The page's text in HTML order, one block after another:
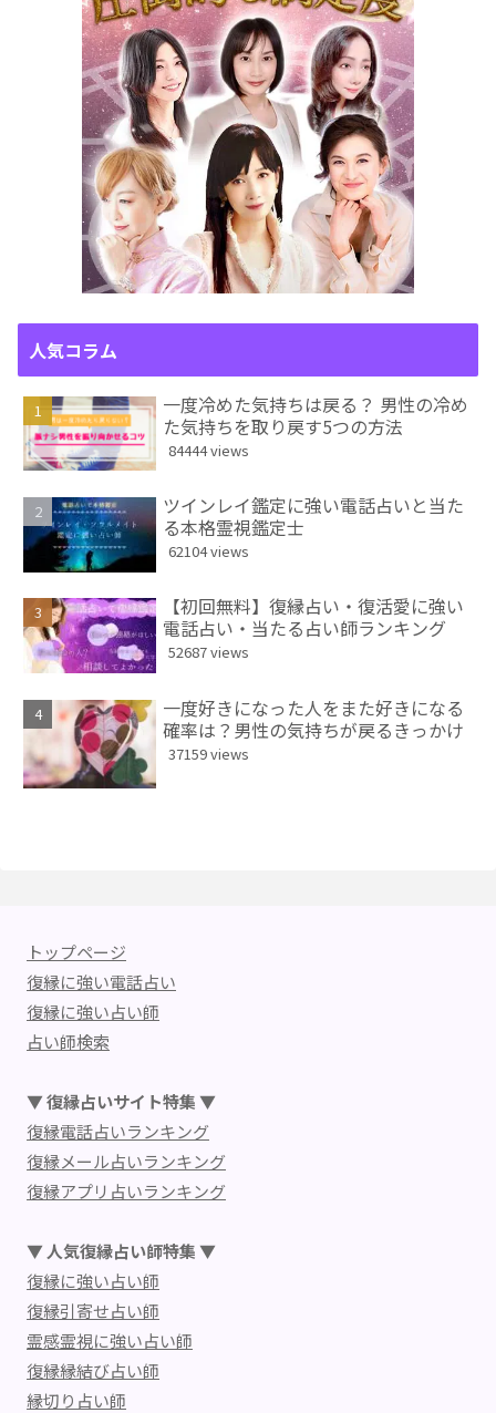
人気コラム
一度冷めた気持ちは戻る？ 男性の冷め
た気持ちを取り戻す5つの方法
84444 views
ツインレイ鑑定に強い電話占いと当た
る本格霊視鑑定士
62104 views
【初回無料】復縁占い・復活愛に強い
電話占い・当たる占い師ランキング
52687 views
一度好きになった人をまた好きになる
確率は？男性の気持ちが戻るきっかけ
37159 views
トップページ
復縁に強い電話占い
復縁に強い占い師
占い師検索
▼ 復縁占いサイト特集 ▼
復縁電話占いランキング
復縁メール占いランキング
復縁アプリ占いランキング
▼ 人気復縁占い師特集 ▼
復縁に強い占い師
復縁引寄せ占い師
霊感霊視に強い占い師
復縁縁結び占い師
縁切り占い師